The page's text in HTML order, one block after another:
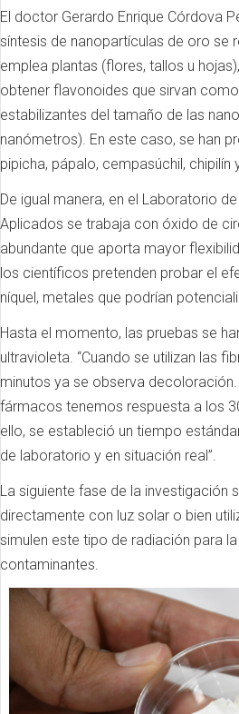
El doctor Gerardo Enrique Córdova
síntesis de nanopartículas de oro se
emplea plantas (flores, tallos u
obtener flavonoides que sirvan
estabilizantes del tamaño de las
nanómetros). En este caso, se han
pipicha, pápalo, cempasúchil, chipilín
De igual manera, en el Laboratorio
Aplicados se trabaja con óxido de
abundante que aporta mayor
los científicos pretenden probar el
níquel, metales que podrían
Hasta el momento, las pruebas se
ultravioleta. “Cuando se utilizan las
minutos ya se observa
fármacos tenemos respuesta a los
ello, se estableció un tiempo
de laboratorio y en situación real”.
La siguiente fase de la investigación
directamente con luz solar o bien
simulen este tipo de radiación para
contaminantes.